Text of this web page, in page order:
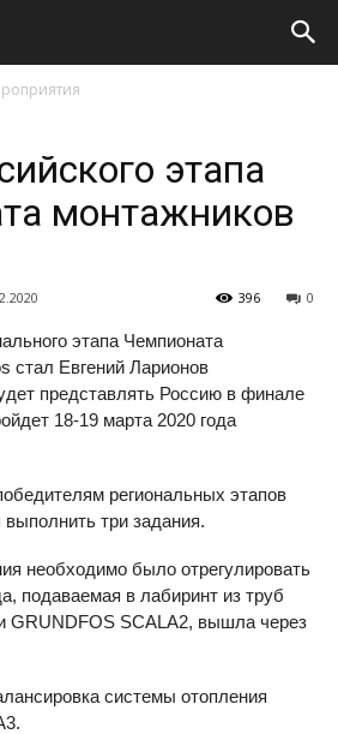
этапа
монтажников
0
396
этапа Чемпионата
стал Евгений Ларионов
представлять Россию в финале
18-19 марта 2020 года
региональных этапов
три задания.
необходимо было отрегулировать
подаваемая в лабиринт из труб
GRUNDFOS SCALA2, вышла через
системы отопления